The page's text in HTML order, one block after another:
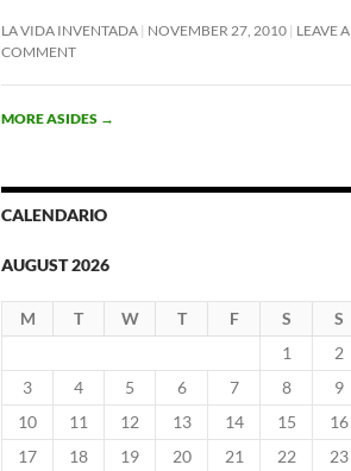
LA VIDA INVENTADA NOVEMBER 27, 2010 LEAVE A
COMMENT
MORE ASIDES →
CALENDARIO
AUGUST 2026
M T W T F S
S
1
2
3
4 5 6 7 8
9
10
11 12 13 14 15
16
17
18 19 20 21 22
23